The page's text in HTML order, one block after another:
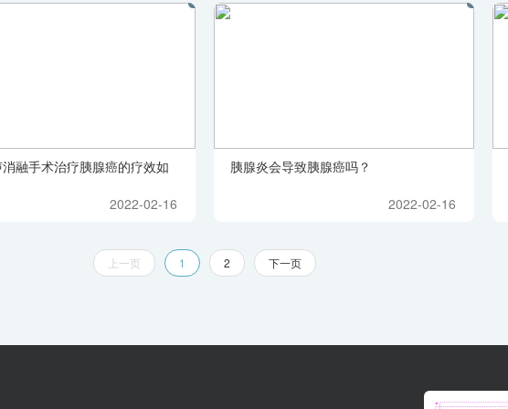
融手术治疗胰腺癌的疗效如
2022-02-16
胰腺炎会导致胰腺癌吗？
2022-02-16
上一页 1 2 下一页